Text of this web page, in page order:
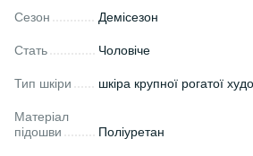
Сезон Демісезон
Стать Чоловіче
Тип шкіри шкіра крупної рогатої
Матеріал
підошви
Поліуретан